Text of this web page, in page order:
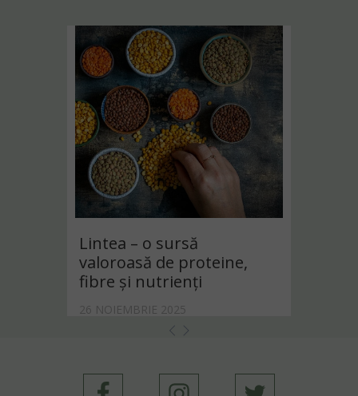
Lintea – o sursă
valoroasă de proteine,
fibre și nutrienți
26 NOIEMBRIE 2025